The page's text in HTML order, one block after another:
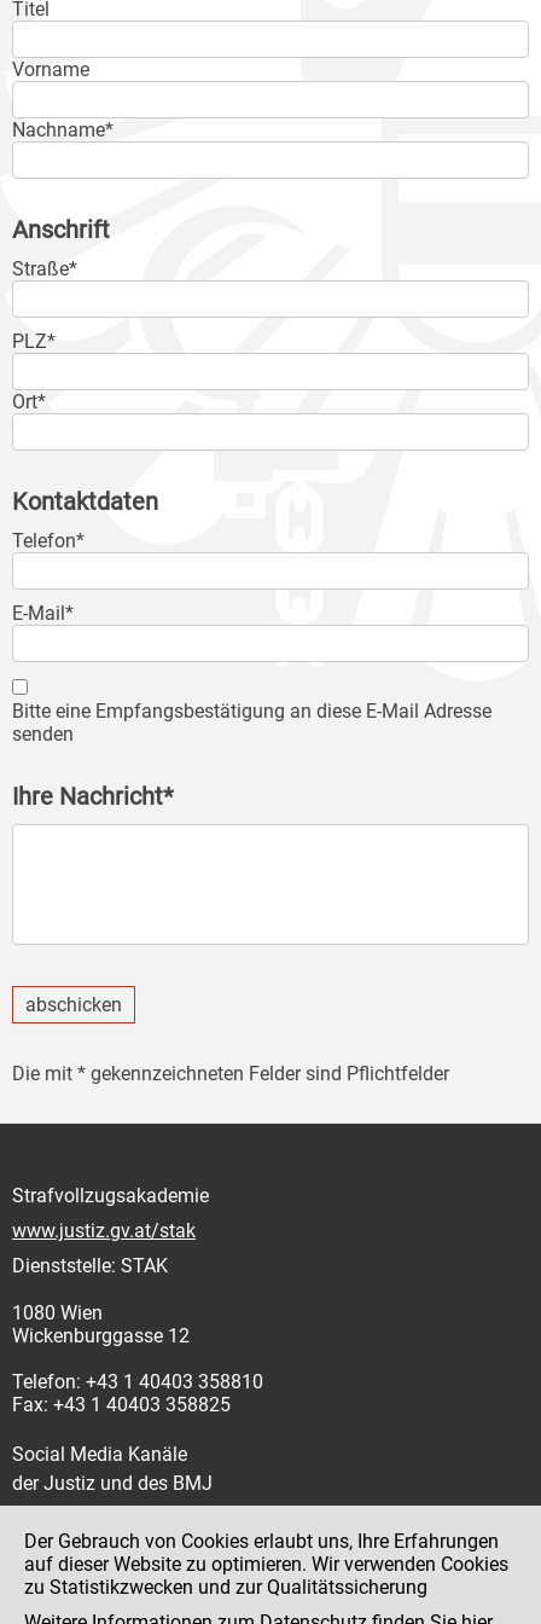
Titel
Vorname
Nachname*
Anschrift
Straße*
PLZ*
Ort*
Kontaktdaten
Telefon*
E-Mail*
Bitte eine Empfangsbestätigung an diese E-Mail Adresse
senden
Ihre Nachricht*
abschicken
Die mit * gekennzeichneten Felder sind Pflichtfelder
Strafvollzugsakademie
www.justiz.gv.at/stak
Dienststelle: STAK
1080 Wien
Wickenburggasse 12
Telefon: +43 1 40403 358810
Fax: +43 1 40403 358825
Social Media Kanäle
der Justiz und des BMJ
Impressum
Der Gebrauch von Cookies erlaubt uns, Ihre Erfahrungen
auf dieser Website zu optimieren. Wir verwenden Cookies
zu Statistikzwecken und zur Qualitätssicherung